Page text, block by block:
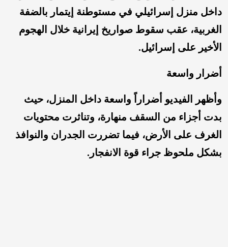
داخل منزل إسرائيلي في مستوطنة إيتمار بالضفة
الغربية، عقب سقوط صواريخ إيرانية خلال الهجوم
الأخير على إسرائيل.
أضرار واسعة
وأظهر الفيديو أضراراً واسعة داخل المنزل، حيث
بدت أجزاء من السقف منهارة، وتناثرت محتويات
الغرف على الأرض، فيما تضررت الجدران والنوافذ
بشكل ملحوظ جراء قوة الانفجار.